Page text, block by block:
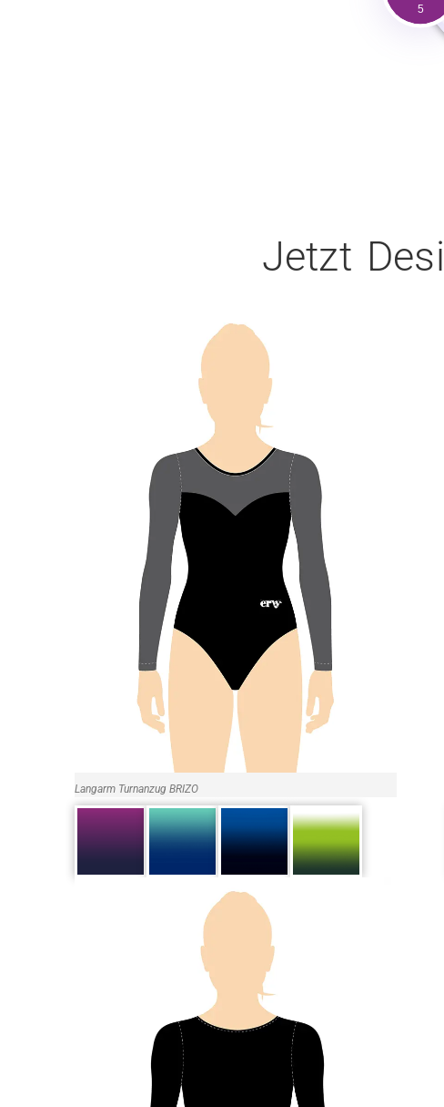
5
Jetzt
Langarm Turnanzug BRIZO